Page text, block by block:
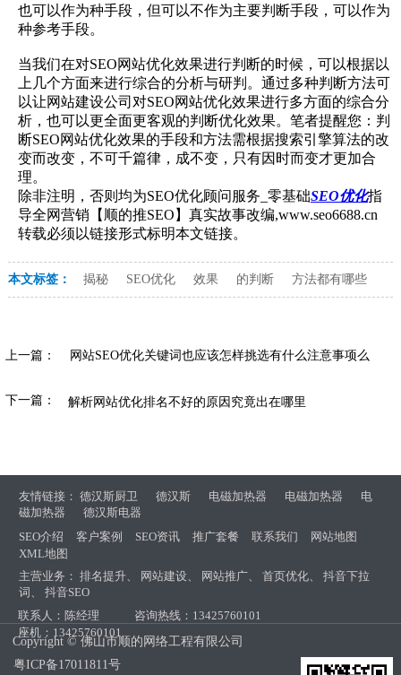
也可以作为种手段，但可以不作为主要判断手段，可以作为
种参考手段。
当我们在对SEO网站优化效果进行判断的时候，可以根据以
上几个方面来进行综合的分析与研判。通过多种判断方法可
以让网站建设公司对SEO网站优化效果进行多方面的综合分
析，也可以更全面更客观的判断优化效果。笔者提醒您：判
断SEO网站优化效果的手段和方法需根据搜索引擎算法的改
变而改变，不可千篇律，成不变，只有因时而变才更加合
理。
除非注明，否则均为SEO优化顾问服务_零基础SEO优化指
导全网营销【顺的推SEO】真实故事改编,www.seo6688.cn
转载必须以链接形式标明本文链接。
本文标签： 揭秘 SEO优化 效果 的判断 方法都有哪些
上一篇： 网站SEO优化关键词也应该怎样挑选有什么注意事项么
下一篇： 解析网站优化排名不好的原因究竟出在哪里
友情链接：德汉斯厨卫 德汉斯 电磁加热器 电磁加热器
电
磁加热器
德汉斯电器
SEO介绍
客户案例 SEO资讯 推广套餐 联系我们
网站地图
XML地图
主营业务：排名提升、 网站建设、 网站推广、首页优化、抖音下拉
词 、抖音SEO
联系人：陈经理
咨询热线：13425760101
座机：13425760101
Copyright © 佛山市顺的网络工程有限公司
粤ICP备17011811号